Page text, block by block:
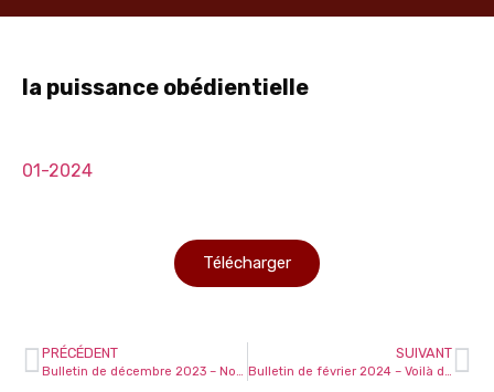
la puissance obédientielle
01-2024
Télécharger
PRÉCÉDENT
Bulletin de décembre 2023 – Noël aura-t-il lieu ?
SUIVANT
Bulletin de février 2024 – Voilà déjà l’ombre de la Croix